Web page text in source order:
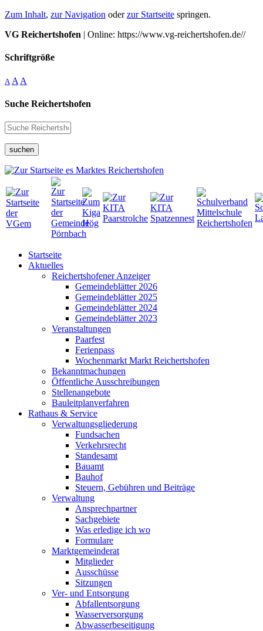
Zum Inhalt, zur Navigation oderzur Startseite springen.
VG Reichertshofen | Online: https://www.vg-reichertshofen.de//
Schriftgröße
A A A
Suche Reichertshofen
suchen
Startseite
Aktuelles
Reichertshofener Anzeiger
Gemeindeblätter 2026
Gemeindeblätter 2025
Gemeindeblätter 2024
Gemeindeblätter 2023
Veranstaltungen
Paarfest
Ferienpass
Wochenmarkt Markt Reichertshofen
Bekanntmachungen
Öffentliche Ausschreibungen
Stellenangebote
Bauleitplanverfahren
Rathaus & Service
Verwaltungsgliederung
Fundsachen
Verkehrsrecht
Standesamt
Bauamt
Bauhof
Steuern, Gebühren und Beiträge
Verwaltung
Ansprechpartner
Sachgebiete
Was erledige ich wo
Formulare
Marktgemeinderat
Mitglieder
Ausschüsse
Sitzungen
Ver- und Entsorgung
Abfallentsorgung
Wasserversorgung
Abwasserbeseitigung